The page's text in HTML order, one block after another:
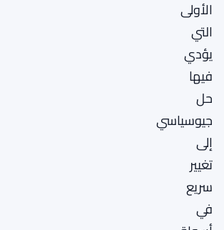
الأولى
التي
يؤدي
فيها
حل
جيوسياسي
إلى
تغيير
سريع
في